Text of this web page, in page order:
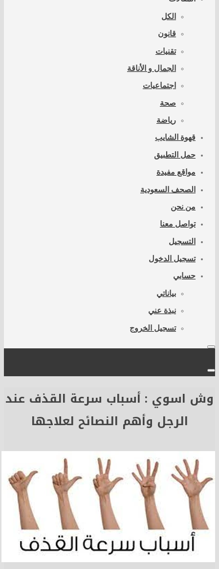
الكل
قانون
تقنيات
الجمال و الأناقة
اجتماعيات
صحة
رياضة
قهوة الشايب
حمل التطبيق
مواقع مفيدة
الصحف السعودية
من نحن
تواصل معنا
التسجيل
تسجيل الدخول
حسابي
بياناتي
نبذة عني
تسجيل الخروج
وش اسوي : أسباب سرعة القذف عند
الرجل وأهم النصائح لعلاجها